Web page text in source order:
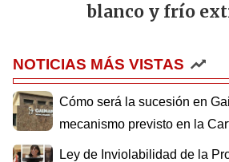
blanco y frío
NOTICIAS MÁS VISTAS
Cómo será la sucesión en
mecanismo previsto en la
Ley de Inviolabilidad de la